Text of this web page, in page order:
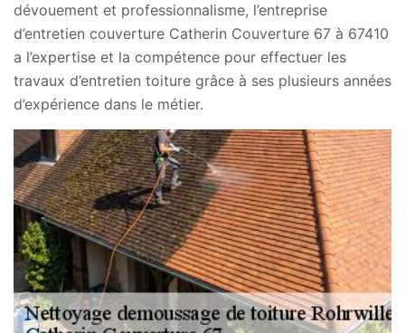
dévouement et professionnalisme, l’entreprise
d’entretien couverture Catherin Couverture 67 à 67410
a l’expertise et la compétence pour effectuer les
travaux d’entretien toiture grâce à ses plusieurs années
d’expérience dans le métier.